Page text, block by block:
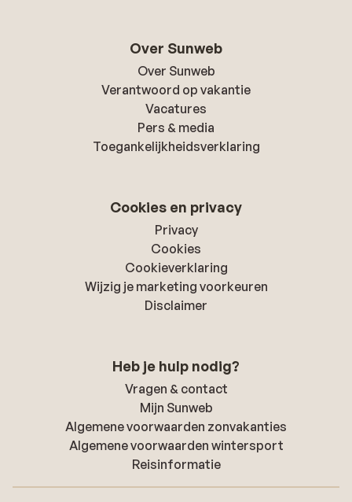
Over Sunweb
Over Sunweb
Verantwoord op vakantie
Vacatures
Pers & media
Toegankelijkheidsverklaring
Cookies en privacy
Privacy
Cookies
Cookieverklaring
Wijzig je marketing voorkeuren
Disclaimer
Heb je hulp nodig?
Vragen & contact
Mijn Sunweb
Algemene voorwaarden zonvakanties
Algemene voorwaarden wintersport
Reisinformatie